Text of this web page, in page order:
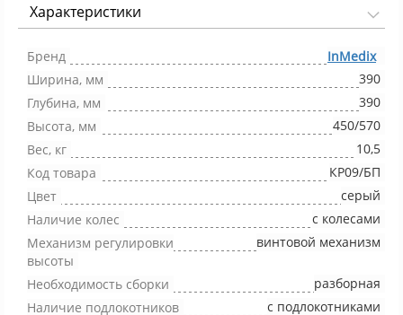
Характеристики
Бренд
InMedix
Ширина, мм
390
Глубина, мм
390
Высота, мм
450/570
Вес, кг
10,5
Код товара
КР09/БП
Цвет
серый
Наличие колес
с колесами
Механизм регулировки
высоты
винтовой механизм
Необходимость сборки
разборная
Наличие подлокотников
с подлокотниками